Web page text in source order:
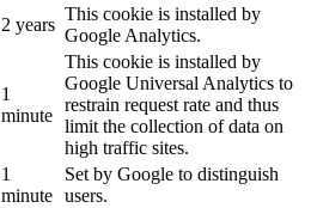
2 years
This cookie is installed by
Google Analytics.
1
minute
This cookie is installed by
Google Universal Analytics to
restrain request rate and thus
limit the collection of data on
high traffic sites.
1
minute
Set by Google to distinguish
users.